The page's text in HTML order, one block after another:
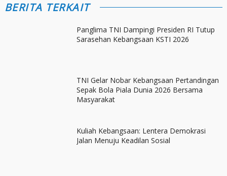
BERITA TERKAIT
Panglima TNI Dampingi Presiden RI Tutup
Sarasehan Kebangsaan KSTI 2026
TNI Gelar Nobar Kebangsaan Pertandingan
Sepak Bola Piala Dunia 2026 Bersama
Masyarakat
Kuliah Kebangsaan: Lentera Demokrasi
Jalan Menuju Keadilan Sosial